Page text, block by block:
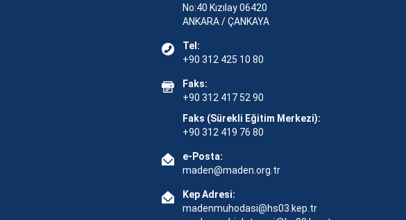
No:40 Kızılay 06420
ANKARA / ÇANKAYA
Tel:
+90 312 425 10 80
Faks:
+90 312 417 52 90
Faks (Sürekli Eğitim Merkezi):
+90 312 419 76 80
e-Posta:
maden@maden.org.tr
Kep Adresi:
madenmuhodasi@hs03.kep.tr